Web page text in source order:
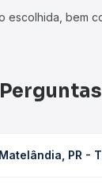
bem
PR -